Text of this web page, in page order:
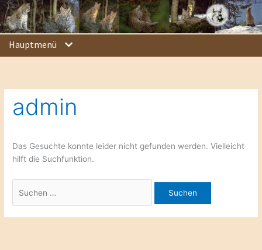
Zum
Inhalt
springen
Hauptmenü
admin
Das Gesuchte konnte leider nicht gefunden werden. Vielleicht
hilft die Suchfunktion.
Suchen
nach: